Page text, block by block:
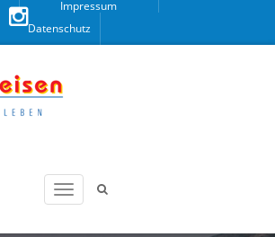
Sie uns
auf
Impressum
Datenschutz